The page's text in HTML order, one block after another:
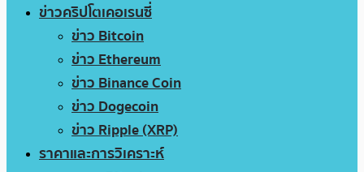
ข่าวคริปโตเคอเรนซี่
ข่าว Bitcoin
ข่าว Ethereum
ข่าว Binance Coin
ข่าว Dogecoin
ข่าว Ripple (XRP)
ราคาและการวิเคราะห์